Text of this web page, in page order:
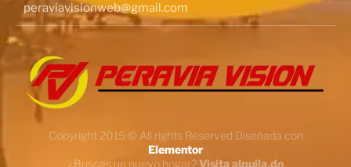
peraviavisionweb@gmail.com
Copyright 2015 © All rights Reserved Diseñada con
Elementor
¿Buscas un nuevo hogar?Visita alquila.do